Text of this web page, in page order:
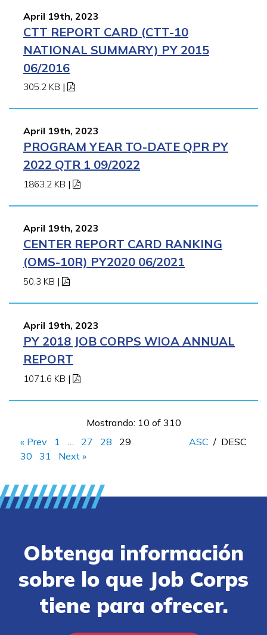
April 19th, 2023
CTT REPORT CARD (CTT-10
NATIONAL SUMMARY) PY 2015
06/2016
305.2 KB |
April 19th, 2023
PROGRAM YEAR TO-DATE QPR PY
2022 QTR 1 09/2022
1863.2 KB |
April 19th, 2023
CENTER REPORT CARD RANKING
(OMS-10R) PY2020 06/2021
50.3 KB |
April 19th, 2023
PY 2018 JOB CORPS WIOA ANNUAL
REPORT
1071.6 KB |
Mostrando: 10 of 310
« Prev
1 27 28
29
30
31 Next »
ASC / DESC
Obtenga información
sobre lo que Job Corps
tiene para ofrecer.